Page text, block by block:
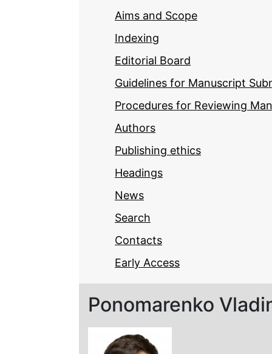
Aims and Scope
Indexing
Editorial Board
Guidelines for Manuscript
Procedures for Reviewing
Authors
Publishing ethics
Headings
News
Search
Contacts
Early Access
Ponomarenko